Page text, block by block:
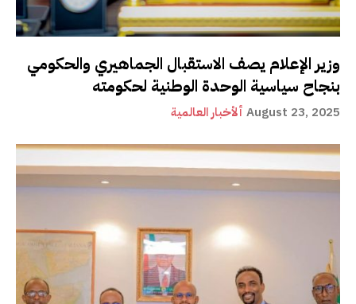
وزير الإعلام يصف الاستقبال الجماهيري والحكومي
بنجاح سياسية الوحدة الوطنية لحكومته
ألأخبار العالمية August 23, 2025